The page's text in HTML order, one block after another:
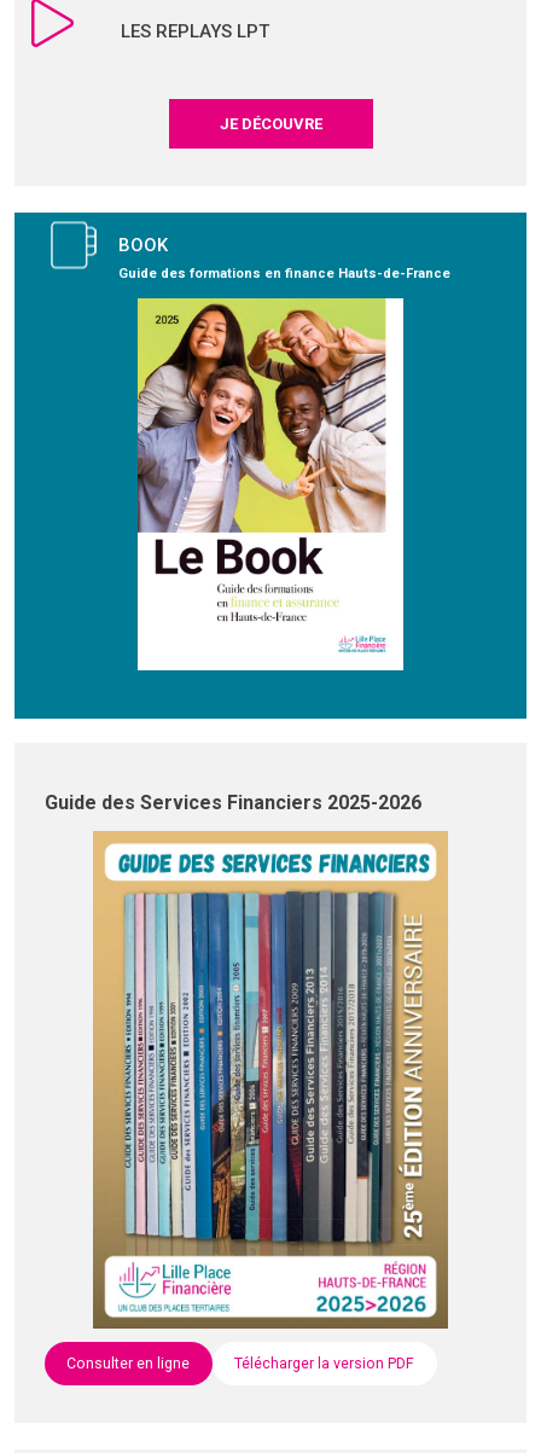
LES REPLAYS LPT
JE DÉCOUVRE
BOOK
Guide des formations en finance Hauts-de-France
Guide des Services Financiers 2025-2026
Consulter en ligne Télécharger la version PDF